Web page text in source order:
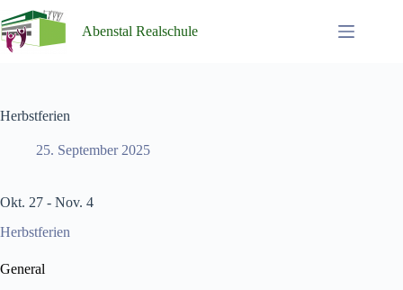
Inhalt
springen
Abenstal Realschule
Herbstferien
25. September 2025
Okt. 27 - Nov. 4
Herbstferien
General